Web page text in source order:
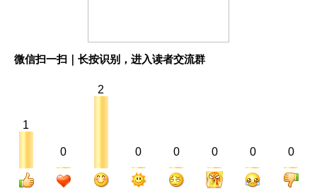
微信扫一扫｜长按识别，进入读者交流群
1
0
2
0 0 0 0 0